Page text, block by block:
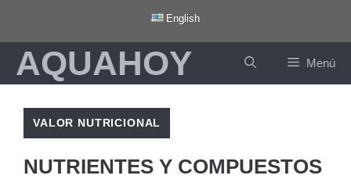
contenido
English
AQUAHOY Menú
VALOR NUTRICIONAL
NUTRIENTES Y COMPUESTOS